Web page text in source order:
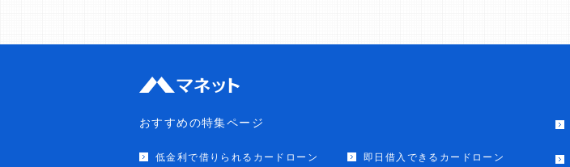
おすすめの特集ページ
低金利で借りられるカードローン 即日借入できるカードローン